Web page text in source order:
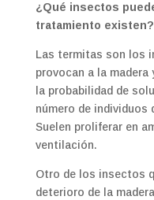
¿Qué insectos
tratamiento existen?
Las termitas son los
provocan a la
la probabilidad de
número de individuos
Suelen proliferar en
ventilación.
Otro de los insectos
deterioro de la